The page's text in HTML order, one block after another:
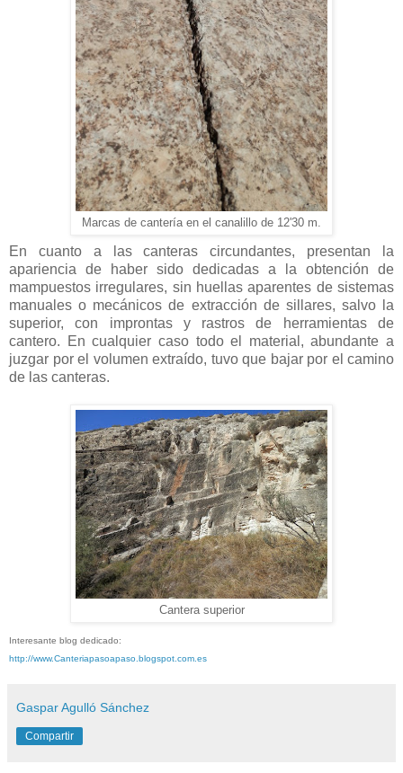
Marcas de cantería en el canalillo de 12'30 m.
En cuanto a las canteras circundantes, presentan la
apariencia de haber sido dedicadas a la obtención de
mampuestos irregulares, sin huellas aparentes de sistemas
manuales o mecánicos de extracción de sillares, salvo la
superior, con improntas y rastros de herramientas de
cantero. En cualquier caso todo el material, abundante a
juzgar por el volumen extraído, tuvo que bajar por el camino
de las canteras.
Cantera superior
Interesante blog dedicado:
http://www.Canteriapasoapaso.blogspot.com.es
Gaspar Agulló Sánchez
Compartir